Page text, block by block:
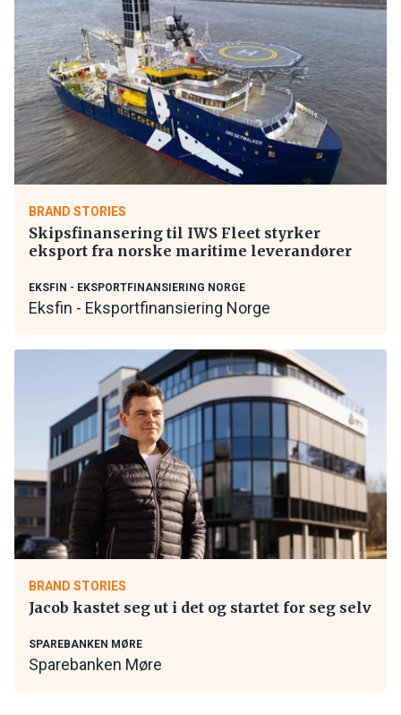
BRAND STORIES
Skipsfinansering til IWS Fleet styrker
eksport fra norske maritime leverandører
EKSFIN - EKSPORTFINANSIERING NORGE
Eksfin - Eksportfinansiering Norge
BRAND STORIES
Jacob kastet seg ut i det og startet for seg selv
SPAREBANKEN MØRE
Sparebanken Møre